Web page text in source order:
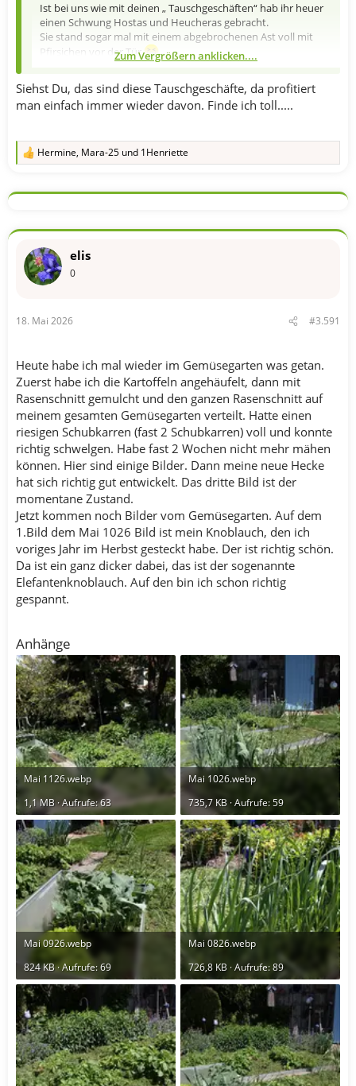
Ist bei uns wie mit deinen „ Tauschgeschäften“ hab ihr heuer
einen Schwung Hostas und Heucheras gebracht.
Sie stand sogar mal mit einem abgebrochenen Ast voll mit
Pfirsichen vor der Tür,
….die wurden sogleich zu Gelee verarbeitet.
Von mir gibts dann Holunder Blüten und Fruchtgelee und
Saft.
…. und die hat immer massig Tomaten, da könnte sogar Tubi
Zum Vergrößern anklicken....
Siehst Du, das sind diese Tauschgeschäfte, da profitiert
man einfach immer wieder davon. Finde ich toll.....
R
k
o
e
n
Hermine, Mara-25 und 1Henriette
elis
0
18. Mai 2026 #3.591
Heute habe ich mal wieder im Gemüsegarten was getan.
Zuerst habe ich die Kartoffeln angehäufelt, dann mit
Rasenschnitt gemulcht und den ganzen Rasenschnitt auf
meinem gesamten Gemüsegarten verteilt. Hatte einen
riesigen Schubkarren (fast 2 Schubkarren) voll und konnte
richtig schwelgen. Habe fast 2 Wochen nicht mehr mähen
können. Hier sind einige Bilder. Dann meine neue Hecke
hat sich richtig gut entwickelt. Das dritte Bild ist der
momentane Zustand.
Jetzt kommen noch Bilder vom Gemüsegarten. Auf dem
1.Bild dem Mai 1026 Bild ist mein Knoblauch, den ich
voriges Jahr im Herbst gesteckt habe. Der ist richtig schön.
Da ist ein ganz dicker dabei, das ist der sogenannte
Elefantenknoblauch. Auf den bin ich schon richtig
gespannt.
Anhänge
Mai 1126.webp
1,1 MB · Aufrufe: 63
Mai 1026.webp
735,7 KB · Aufrufe: 59
Mai 0926.webp
824 KB · Aufrufe: 69
Mai 0826.webp
726,8 KB · Aufrufe: 89